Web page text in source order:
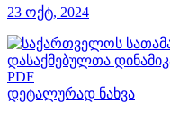
23 ოქტ, 2024
PDF
დეტალურად ნახვა